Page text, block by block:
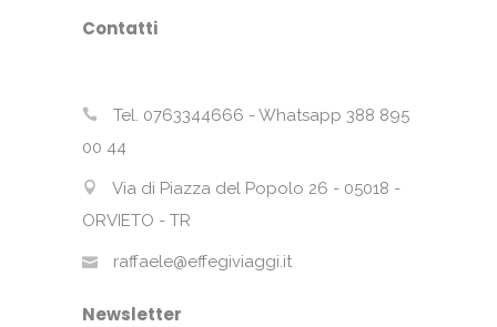
Contatti
Tel. 0763344666 - Whatsapp 388 895
00 44
Via di Piazza del Popolo 26 - 05018 -
ORVIETO - TR
raffaele@effegiviaggi.it
Newsletter